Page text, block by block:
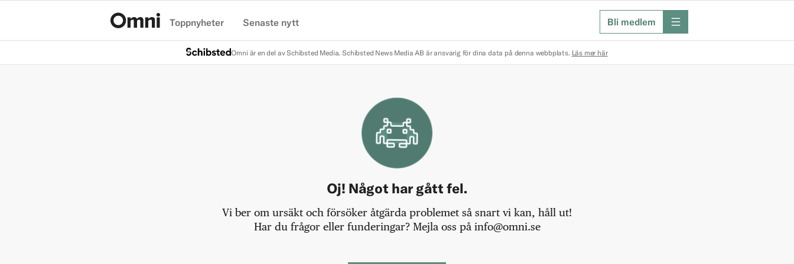
Toppnyheter Senaste nytt Bli medlem meny
Omni är en del av Schibsted Media. Schibsted News Media AB är ansvarig för dina data på denna webbplats. Läs mer här
Oj! Något har gått fel.
Vi ber om ursäkt och försöker åtgärda problemet så snart vi kan, håll ut!
Har du frågor eller funderingar? Mejla oss på info@omni.se